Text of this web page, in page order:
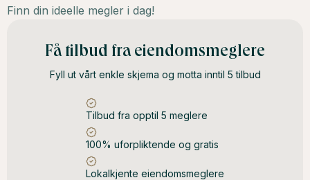
Finn din ideelle megler i dag!
Få tilbud fra eiendomsmeglere
Fyll ut vårt enkle skjema og motta inntil 5 tilbud
Tilbud fra opptil 5 meglere
100% uforpliktende og gratis
Lokalkjente eiendomsmeglere